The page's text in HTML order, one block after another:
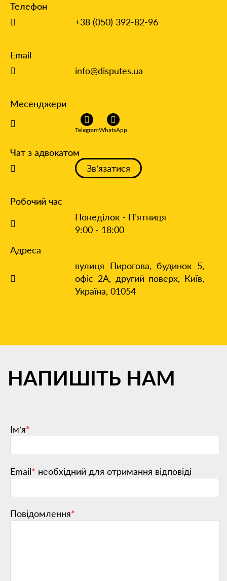
Телефон
+38 (050) 392-82-96
Email
info@disputes.ua
Месенджери
TelegramWhatsApp
Чат з адвокатом
Зв’язатися
Робочий час
Понеділок - П’ятниця
9:00 - 18:00
Адреса
вулиця Пирогова, будинок 5,
офіс 2А, другий поверх, Київ,
Україна, 01054
НАПИШІТЬ НАМ
Ім’я*
Email* необхідний для отримання відповіді
Повідомлення*